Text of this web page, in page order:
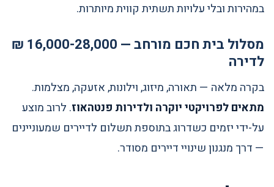
במהירות ובלי עלויות תשתית קווית מיותרות.
מסלול בית חכם מורחב — 16,000-28,000 ₪
לדירה
בקרה מלאה — תאורה, מיזוג, וילונות, אזעקה, מצלמות.
מתאים לפרויקטי יוקרה ולדירות פנטהאוז. לרוב מוצע
על-ידי יזמים כשדרוג בתוספת תשלום לדיירים שמעוניינים
— דרך מנגנון שינויי דיירים מסודר.